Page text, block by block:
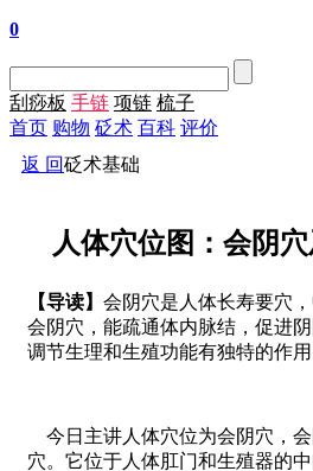
0
刮痧板 手链 项链 梳子
首页 购物 砭术 百科 评价
返 回砭术基础
人体穴位图：会阴
【导读】 会阴穴是人体长寿要穴
会阴穴，能疏通体内脉结，促进
调节生理和生殖功能有独特的作用
今日主讲人体穴位为会阴穴，
穴。它位于人体肛门和生殖器的